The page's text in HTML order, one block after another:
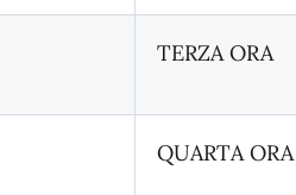
TERZA ORA
QUARTA ORA